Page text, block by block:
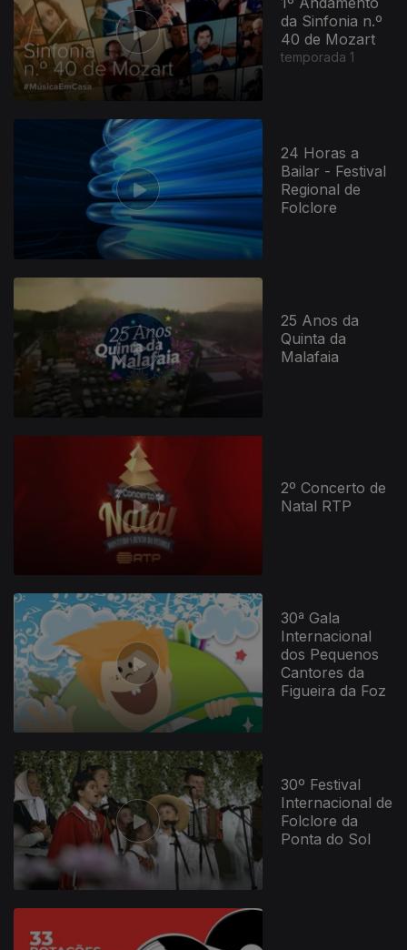
da Sinfonia n.º
40 de Mozart
temporada 1
24 Horas a
Bailar - Festival
Regional de
Folclore
25 Anos da
Quinta da
Malafaia
2º Concerto de
Natal RTP
30ª Gala
Internacional
dos Pequenos
Cantores da
Figueira da Foz
30º Festival
Internacional de
Folclore da
Ponta do Sol